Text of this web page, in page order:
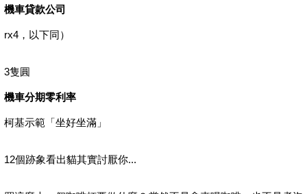
機車貸款公司
rx4，以下同）
3隻圓
機車分期零利率
柯基示範「坐好坐滿」
12個跡象看出貓其實討厭你...